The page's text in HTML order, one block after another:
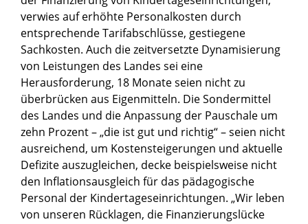
verwies auf erhöhte Personalkosten durch
entsprechende Tarifabschlüsse, gestiegene
Sachkosten. Auch die zeitversetzte Dynamisierung
von Leistungen des Landes sei eine
Herausforderung, 18 Monate seien nicht zu
überbrücken aus Eigenmitteln. Die Sondermittel
des Landes und die Anpassung der Pauschale um
zehn Prozent – „die ist gut und richtig“ – seien nicht
ausreichend, um Kostensteigerungen und aktuelle
Defizite auszugleichen, decke beispielsweise nicht
den Inflationsausgleich für das pädagogische
Personal der Kindertageseinrichtungen. „Wir leben
von unseren Rücklagen, die Finanzierungslücke